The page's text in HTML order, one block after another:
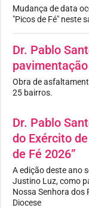
Mudança de data
"Picos de Fé" neste
Dr. Pablo
Obra de
25 bairros.
Dr. Pablo
do Exército
de Fé 2026”
A edição deste ano
Justino Luz, como
Nossa Senhora dos
Diocese